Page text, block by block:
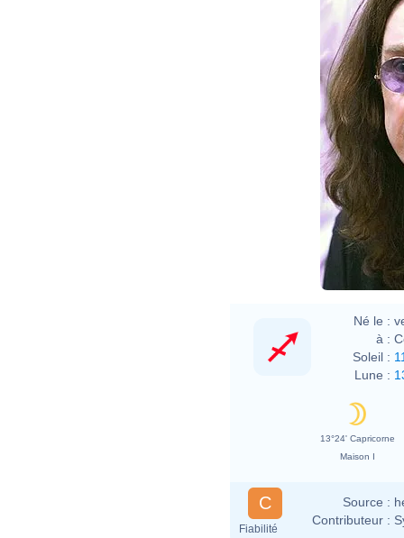
Né le :
à :
Soleil :
Lune :
13°24' Capricorne
Maison I
C
Fiabilité
Source :
Contributeur :